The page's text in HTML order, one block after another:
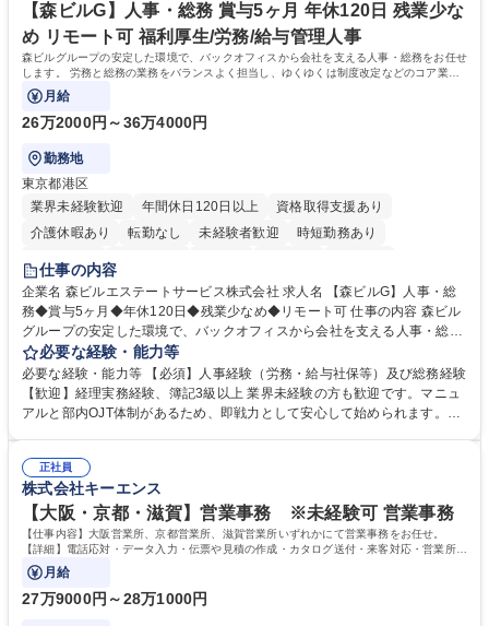
【森ビルG】人事・総務 賞与5ヶ月 年休120日 残業少な
め リモート可 福利厚生/労務/給与管理人事
森ビルグループの安定した環境で、バックオフィスから会社を支える人事・総務をお任せ
します。 労務と総務の業務をバランスよく担当し、ゆくゆくは制度改定などのコア業務
にも挑戦できる、やりがいある環境です。
月給
26万2000円～36万4000円
勤務地
東京都港区
業界未経験歓迎
年間休日120日以上
資格取得支援あり
介護休暇あり
転勤なし 未経験者歓迎
時短勤務あり
経験者歓迎
完全週休2日制
交通費支給 長期歓迎 駅近5分以内 土日祝休み
仕事の内容
企業名 森ビルエステートサービス株式会社 求人名 【森ビルG】人事・総
務◆賞与5ヶ月◆年休120日◆残業少なめ◆リモート可 仕事の内容 森ビル
グループの安定した環境で、バックオフィスから会社を支える人事・総務
をお任せします。 労務と総務の業務をバランスよく担当し、ゆくゆくは制
度改定などのコア業務にも挑戦できる、やりがいある環境です。 ■勤怠管
理、給与計算、社会保険手続き、年末調整等の労務管理全般 ■入退社手続
き、社内規定の改定や人事制度改定などのコア業務 ■社内イベントの企画
でも質問・相談できる環境が整っているため、安心して成長できます。 募
集職種 【森ビルG】人事・総務◆賞与5ヶ月◆年休120日◆残業少なめ◆
リモート可
必要な経験・能力等
必要な経験・能力等 【必須】人事経験（労務・給与社保等）及び総務経験
【歓迎】経理実務経験、簿記3級以上 業界未経験の方も歓迎です。マニュ
アルと部内OJT体制があるため、即戦力として安心して始められます。
務に挑戦できるため、自身の成長と組織への貢献度をダイレクトに実感で
きます。 残業少なめ、週1日リモート可など、ワークライフバランスを保
ち長期活躍できる環境です。 「これまでの幅広い経験を活かし、長期的な
キャリアを築きたい」という前向きな意欲と挑戦を全力で応援します。 学
歴・資格 学歴：大学院 大学 高専 短大 専修学校 高校 語学力： 資格：日商
簿記検定1級 日商簿記検定2級 日商簿記検定3級
正社員
株式会社キーエンス
【大阪・京都・滋賀】営業事務 ※未経験可 営業事務
【仕事内容】大阪営業所、京都営業所、滋賀営業所いずれかにて営業事務をお任せ。
【詳細】電話応対・データ入力・伝票や見積の作成・カタログ送付・来客対応・営業所内
で発生する事務業務や業務改善をお任せ。
月給
27万9000円～28万1000円